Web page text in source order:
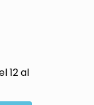
12 al